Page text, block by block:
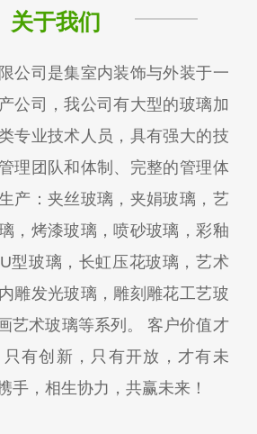
关于我们
公司是集室内装饰与外装于一
公司，我公司有大型的玻璃加
专业技术人员，具有强大的技
理团队和体制、完整的管理体
产：夹丝玻璃，夹娟玻璃，艺
，烤漆玻璃，喷砂玻璃，彩釉
型玻璃，长虹压花玻璃，艺术
雕发光玻璃，雕刻雕花工艺玻
艺术玻璃等系列。 客户价值才
有创新，只有开放，才有未
手，相生协力，共赢未来！